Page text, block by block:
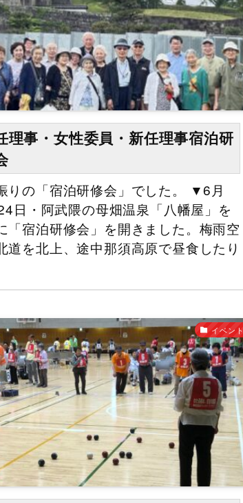
理事・女性委員・新任理事宿泊研
りの「宿泊研修会」でした。 ▼6月
日・阿武隈の母畑温泉「八幡屋」を
「宿泊研修会」を開きました。梅雨空
道を北上、途中那須高原で昼食したり
イベント